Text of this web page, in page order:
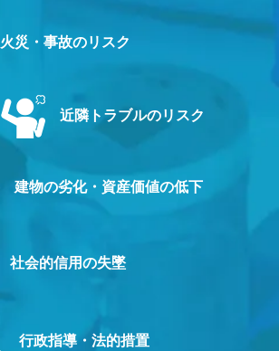
火災・事故のリスク
近隣トラブルのリスク
建物の劣化・資産価値の低下
社会的信用の失墜
行政指導・法的措置